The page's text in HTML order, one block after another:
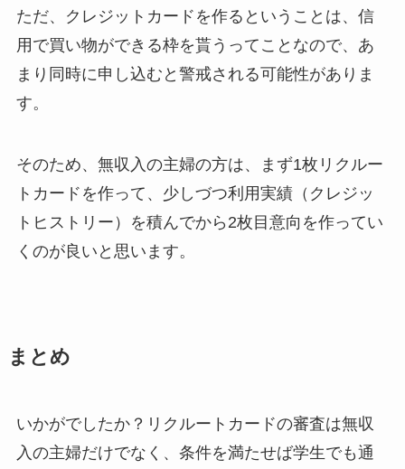
ただ、クレジットカードを作るということは、信
用で買い物ができる枠を貰うってことなので、あ
まり同時に申し込むと警戒される可能性がありま
す。
そのため、無収入の主婦の方は、まず1枚リクルー
トカードを作って、少しづつ利用実績（クレジッ
トヒストリー）を積んでから2枚目意向を作ってい
くのが良いと思います。
まとめ
いかがでしたか？リクルートカードの審査は無収
入の主婦だけでなく、条件を満たせば学生でも通